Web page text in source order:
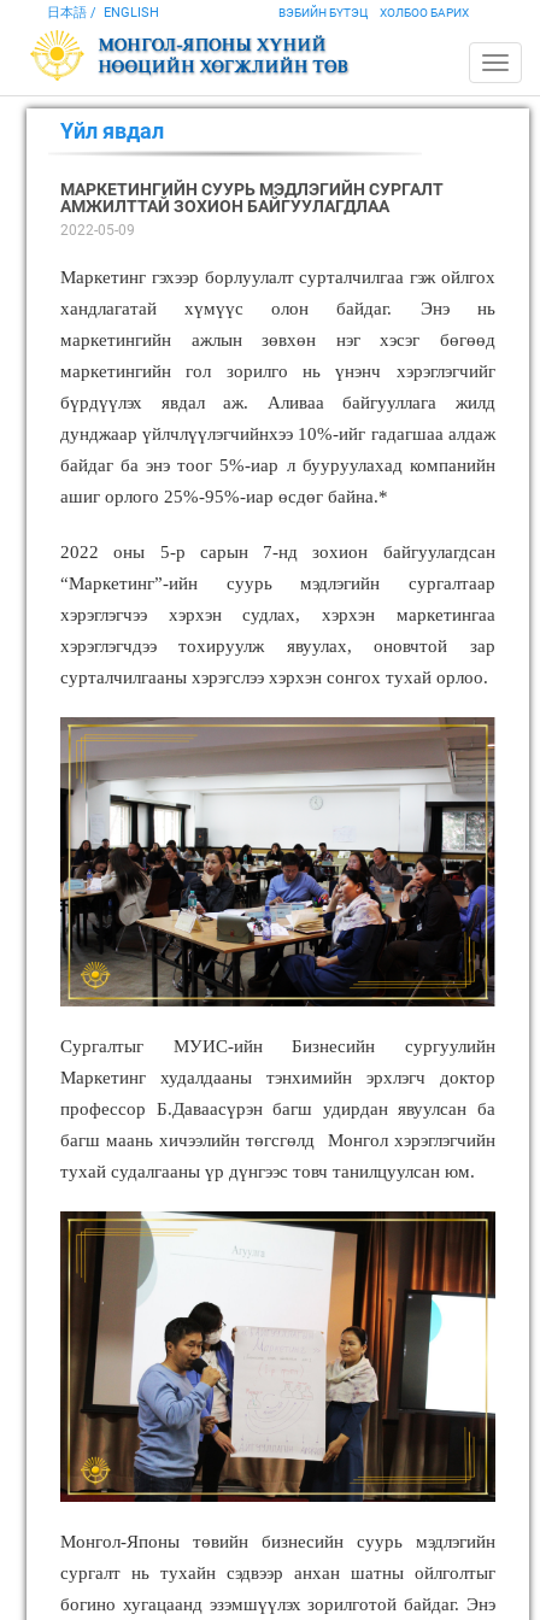
ВЭБИЙН БҮТЭЦ ХОЛБОО БАРИХ
日本語 ENGLISH
Үйл явдал
МАРКЕТИНГИЙН СУУРЬ МЭДЛЭГИЙН СУРГАЛТ
АМЖИЛТТАЙ ЗОХИОН БАЙГУУЛАГДЛАА
2022-05-09
Маркетинг гэхээр борлуулалт сурталчилгаа гэж ойлгох
хандлагатай хүмүүс олон байдаг. Энэ нь
маркетингийн ажлын зөвхөн нэг хэсэг бөгөөд
маркетингийн гол зорилго нь үнэнч хэрэглэгчийг
бүрдүүлэх явдал аж. Аливаа байгууллага жилд
дунджаар үйлчлүүлэгчийнхээ 10%-ийг гадагшаа алдаж
байдаг ба энэ тоог 5%-иар л бууруулахад компанийн
ашиг орлого 25%-95%-иар өсдөг байна.*
2022 оны 5-р сарын 7-нд зохион байгуулагдсан
“Маркетинг”-ийн суурь мэдлэгийн сургалтаар
хэрэглэгчээ хэрхэн судлах, хэрхэн маркетингаа
хэрэглэгчдээ тохируулж явуулах, оновчтой зар
сурталчилгааны хэрэгслээ хэрхэн сонгох тухай орлоо.
Сургалтыг МУИС-ийн Бизнесийн сургуулийн
Маркетинг худалдааны тэнхимийн эрхлэгч доктор
профессор Б.Даваасүрэн багш удирдан явуулсан ба
багш маань хичээлийн төгсгөлд Монгол хэрэглэгчийн
тухай судалгааны үр дүнгээс товч танилцуулсан юм.
Монгол-Японы төвийн бизнесийн суурь мэдлэгийн
сургалт нь тухайн сэдвээр анхан шатны ойлголтыг
богино хугацаанд эзэмшүүлэх зорилготой байдаг. Энэ